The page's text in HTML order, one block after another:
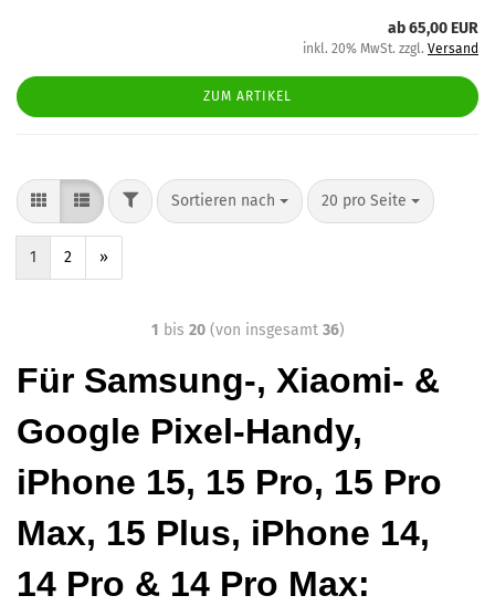
ab 65,00 EUR
inkl. 20% MwSt. zzgl. Versand
ZUM ARTIKEL
Sortieren nach 20 pro Seite
1 2 »
1 bis 20(von insgesamt 36)
Für Samsung-, Xiaomi- &
Google Pixel-Handy,
iPhone 15, 15 Pro, 15 Pro
Max, 15 Plus, iPhone 14,
14 Pro & 14 Pro Max: